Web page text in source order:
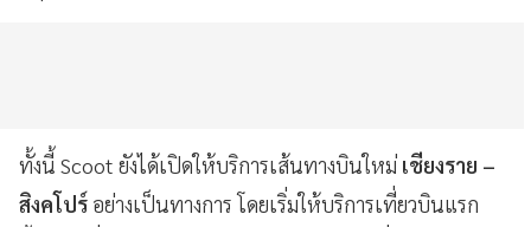
ทั้งนี้ Scoot ยังได้เปิดให้บริการเส้นทางบินใหม่ เชียงราย –
สิงคโปร์ อย่างเป็นทางการ โดยเริ่มให้บริการเที่ยวบินแรก